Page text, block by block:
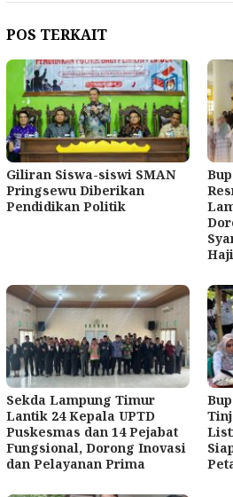
POS TERKAIT
Giliran Siswa-siswi SMAN
Pringsewu Diberikan
Pendidikan Politik
Sekda Lampung Timur
Lantik 24 Kepala UPTD
Puskesmas dan 14 Pejabat
Fungsional, Dorong Inovasi
dan Pelayanan Prima